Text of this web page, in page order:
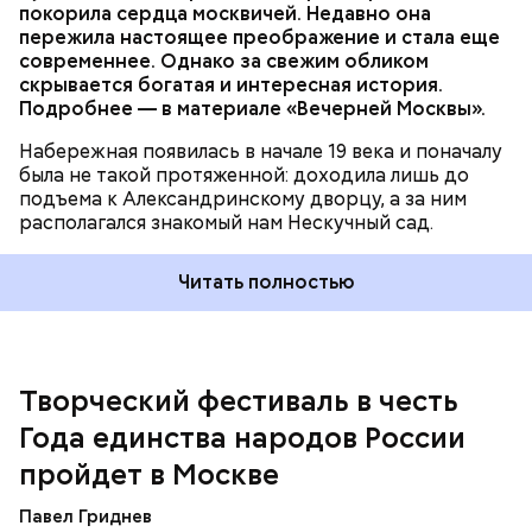
покорила сердца москвичей. Недавно она
пережила настоящее преображение и стала еще
современнее. Однако за свежим обликом
скрывается богатая и интересная история.
Подробнее — в материале «Вечерней Москвы».
Набережная появилась в начале 19 века и поначалу
была не такой протяженной: доходила лишь до
подъема к Александринскому дворцу, а за ним
располагался знакомый нам Нескучный сад.
Читать полностью
Творческий фестиваль в честь
Года единства народов России
пройдет в Москве
Павел Гриднев
Чтобы принять участие, нужно снять видео и
направить его вместе с заявкой до 15 августа в
сообществе
социальной сети во ВКонтакте.
Организаторы — городской Центр гражданской
активности и Совет общественных советников
Москвы при поддержке столичного Департамента
территориальных органов исполнительной власти.
реализации программы реновации в два раза.